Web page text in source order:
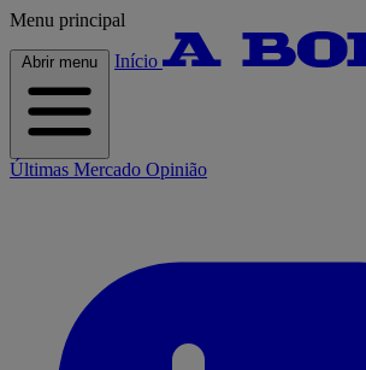
Menu principal
Abrir menu Início
Últimas Mercado Opinião